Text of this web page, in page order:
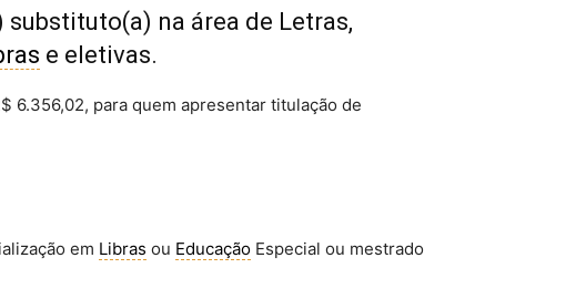
substituto(a) na área de Letras,
e eletivas.
6.356,02, para quem apresentar titulação de
em Libras ou Educação Especial ou mestrado